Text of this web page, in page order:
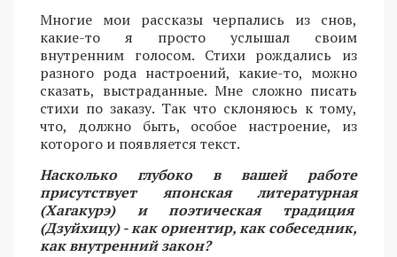
Многие мои рассказы черпались из снов,
какие-то я просто услышал своим
внутренним голосом. Стихи рождались из
разного рода настроений, какие-то, можно
сказать, выстраданные. Мне сложно писать
стихи по заказу. Так что склоняюсь к тому,
что, должно быть, особое настроение, из
которого и появляется текст.
Насколько глубоко в вашей работе
присутствует японская литературная
(Хагакурэ) и поэтическая традиция
(Дзуйхицу) - как ориентир, как собеседник,
как внутренний закон?